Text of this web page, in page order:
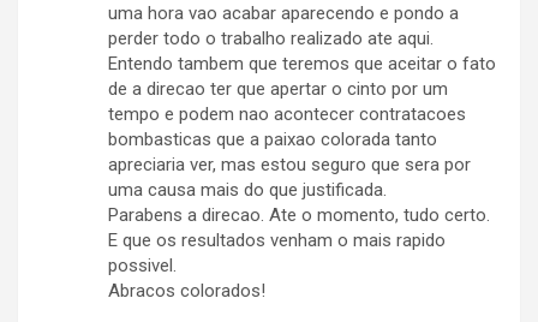
uma hora vao acabar aparecendo e pondo a
perder todo o trabalho realizado ate aqui.
Entendo tambem que teremos que aceitar o fato
de a direcao ter que apertar o cinto por um
tempo e podem nao acontecer contratacoes
bombasticas que a paixao colorada tanto
apreciaria ver, mas estou seguro que sera por
uma causa mais do que justificada.
Parabens a direcao. Ate o momento, tudo certo.
E que os resultados venham o mais rapido
possivel.
Abracos colorados!